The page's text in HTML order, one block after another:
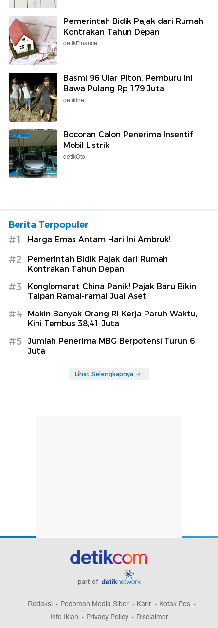
Pemerintah Bidik Pajak dari Rumah
Kontrakan Tahun Depan
detikFinance
Basmi 96 Ular Piton, Pemburu Ini
Bawa Pulang Rp 179 Juta
detikInet
Bocoran Calon Penerima Insentif
Mobil Listrik
detikOto
Berita Terpopuler
#1 Harga Emas Antam Hari Ini Ambruk!
#2
Pemerintah Bidik Pajak dari Rumah
Kontrakan Tahun Depan
#3
Konglomerat China Panik! Pajak Baru Bikin
Taipan Ramai-ramai Jual Aset
#4
Makin Banyak Orang RI Kerja Paruh Waktu,
Kini Tembus 38,41 Juta
#5
Jumlah Penerima MBG Berpotensi Turun 6
Juta
Lihat Selengkapnya
part of
Redaksi Pedoman Media Siber Karir
Kotak Pos
Info Iklan
Privacy Policy Disclaimer